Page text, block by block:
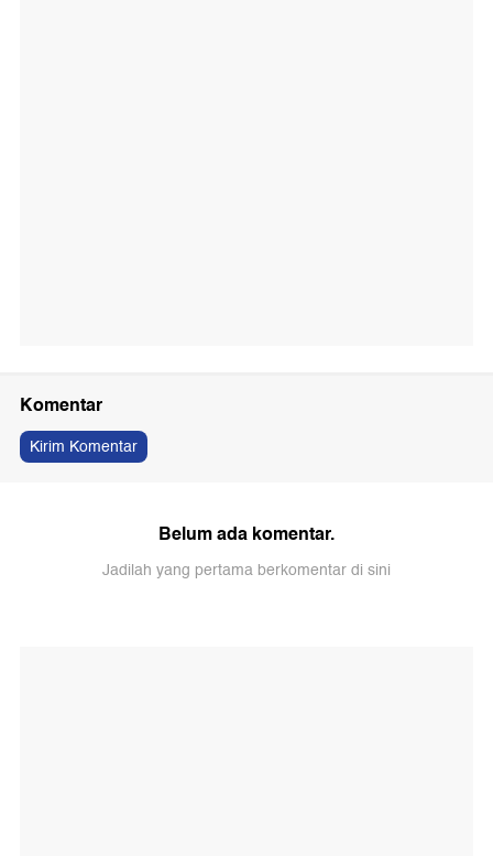
Komentar
Kirim Komentar
Belum ada komentar.
Jadilah yang pertama berkomentar di sini